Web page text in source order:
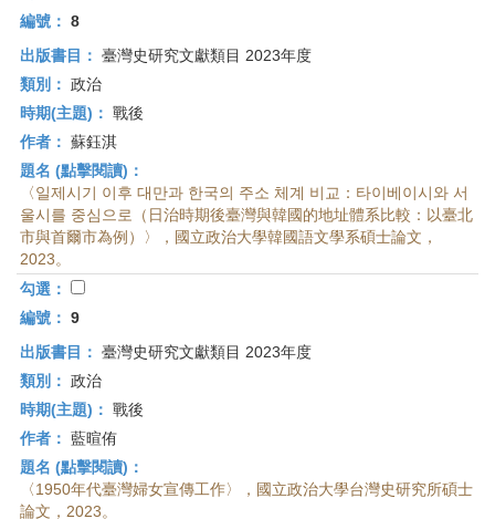
編號： 8
出版書目： 臺灣史研究文獻類目 2023年度
類別： 政治
時期(主題)： 戰後
作者： 蘇鈺淇
題名 (點擊閱讀)：
〈일제시기 이후 대만과 한국의 주소 체계 비교：타이베이시와 서
울시를 중심으로（日治時期後臺灣與韓國的地址體系比較：以臺北
市與首爾市為例）〉，國立政治大學韓國語文學系碩士論文，
2023。
勾選：
編號： 9
出版書目： 臺灣史研究文獻類目 2023年度
類別： 政治
時期(主題)： 戰後
作者： 藍暄侑
題名 (點擊閱讀)：
〈1950年代臺灣婦女宣傳工作〉，國立政治大學台灣史研究所碩士
論文，2023。